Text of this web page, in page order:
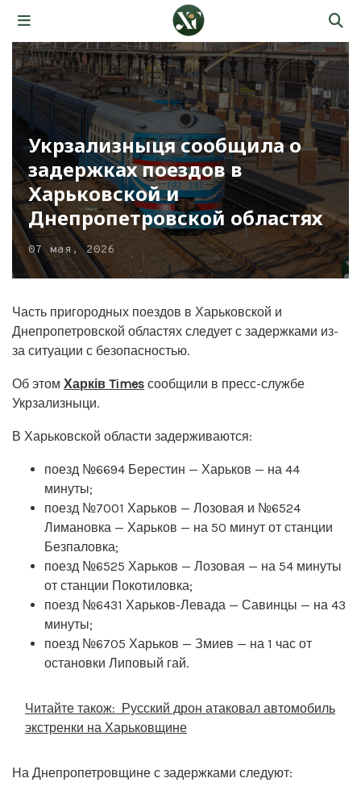
Укрзализныця сообщила о
задержках поездов в
Харьковской и
Днепропетровской областях
07 мая, 2026
Часть пригородных поездов в Харьковской и
Днепропетровской областях следует с задержками из-
за ситуации с безопасностью.
Об этом Харків Times сообщили в пресс-службе
Укрзализныци.
В Харьковской области задерживаются:
поезд №6694 Берестин — Харьков — на 44
минуты;
поезд №7001 Харьков — Лозовая и №6524
Лимановка — Харьков — на 50 минут от станции
Безпаловка;
поезд №6525 Харьков — Лозовая — на 54 минуты
от станции Покотиловка;
поезд №6431 Харьков-Левада — Савинцы — на 43
минуты;
поезд №6705 Харьков — Змиев — на 1 час от
остановки Липовый гай.
Читайте також: Русский дрон атаковал автомобиль
экстренки на Харьковщине
На Днепропетровщине с задержками следуют: